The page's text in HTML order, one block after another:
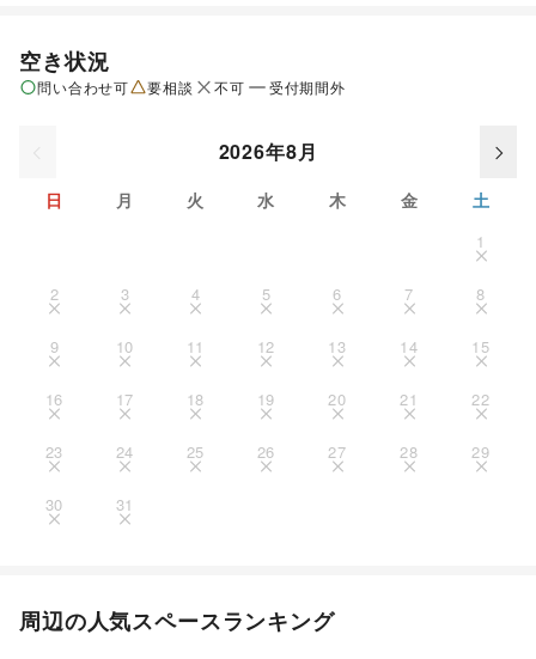
空き状況
問い合わせ可 要相談 不可 受付期間外
2026年8月
日 月 火 水 木 金 土
1
2 3 4 5 6 7 8
9 10 11 12 13 14 15
16 17 18 19 20 21 22
23 24 25 26 27 28 29
30 31
周辺の人気スペースランキング